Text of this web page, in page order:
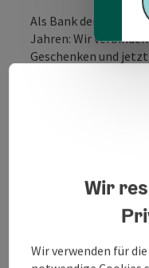
Als Bank der Post
Jahren: Wir
Geschenken und
Geld überweisen
RIA Money
Weitere
SB-
Barrierefrei
Wir
Wir verwenden für